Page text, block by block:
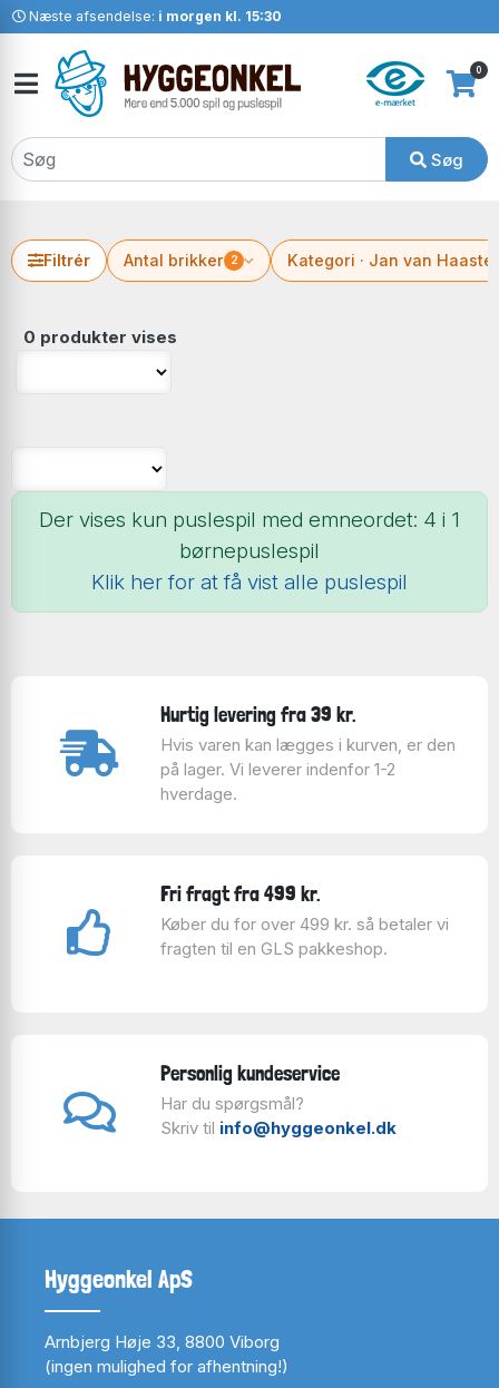
Næste afsendelse: i morgen kl. 15:30
Søg
0
Filtrér Antal brikker 2 Kategori · Jan van
0 produkter vises
Der vises kun puslespil med emneordet: 4 i 1
børnepuslespil
Klik her for at få vist alle puslespil
Hurtig levering fra 39 kr.
Hvis varen kan lægges i kurven, er den
på lager. Vi leverer indenfor 1-2
hverdage.
Fri fragt fra 499 kr.
Køber du for over 499 kr. så betaler vi
fragten til en GLS pakkeshop.
Personlig kundeservice
Har du spørgsmål?
Skriv til info@hyggeonkel.dk
Hyggeonkel ApS
Arnbjerg Høje 33, 8800 Viborg
(ingen mulighed for afhentning!)